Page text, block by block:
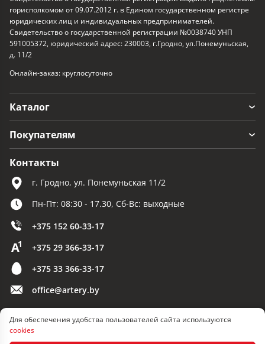
Для обеспечения удобства пользователей сайта используются
cookies
горисполкомом от 09.07.2012 г. в Едином государственном регистре
юридических лиц и индивидуальных предпринимателей.
Свидетельство о государственной регистрации №0038740 УНП
591005372, юридический адрес: 230003, г.Гродно, ул.Понемуньская,
д. 11/2
Онлайн-заказ: круглосуточно
Каталог
Покупателям
Контакты
г. Гродно, ул. Понемуньская 11/2
Пн-Пт: 08:30 - 17.30, Сб-Вс: выходные
+375 152 60-33-17
+375 29 366-33-17
+375 33 366-33-17
office@artery.by
© 2026 ООО «Артерия»